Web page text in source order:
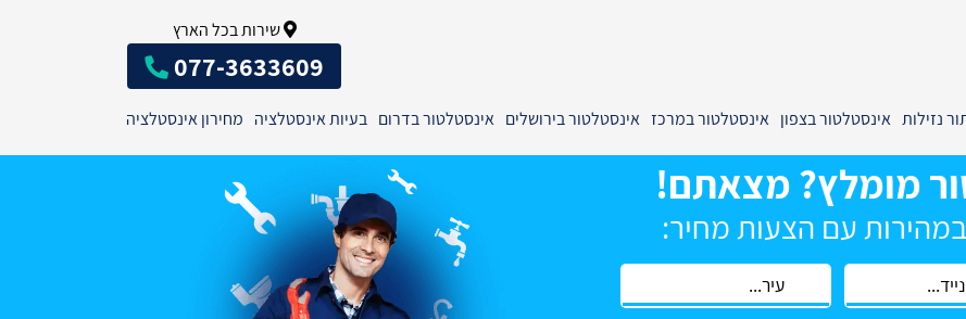
שירות בכל הארץ
077-3633609
נזילות אינסטלטור בצפון אינסטלטור במרכז אינסטלטור בירושלים אינסטלטור בדרום בעיות אינסטלציה מחירון אינסטלציה
מומלץ? מצאתם!
עם הצעות מחיר: